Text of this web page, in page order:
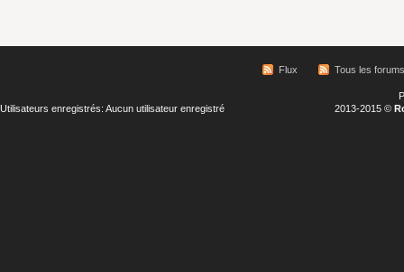
Flux Tous les forums
Utilisateurs enregistrés: Aucun utilisateur enregistré
2013-2015 ©